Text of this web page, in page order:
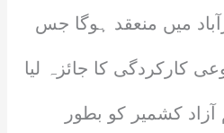
میں منعقد ہوگا جس
کارکردگی کا جائزہ لیا
آزاد کشمیر کو بطور